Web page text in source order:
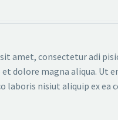
amet, consectetur adi
dolore magna aliqua. Ut
laboris nisiut aliquip ex ea